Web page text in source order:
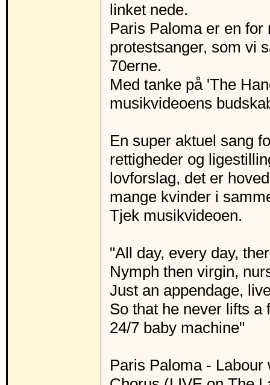
linket nede.
Paris Paloma er en for
protestsanger, som vi
70erne.
Med tanke på 'The
musikvideoens
En super aktuel sang
rettigheder og
lovforslag, det er
mange kvinder i
Tjek musikvideoen.
"All day, every day,
Nymph then virgin,
Just an appendage,
So that he never lifts a
24/7 baby machine"
Paris Paloma -